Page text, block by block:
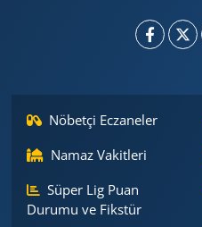
Nöbetçi Eczaneler
Namaz Vakitleri
Süper Lig Puan
Durumu ve Fikstür